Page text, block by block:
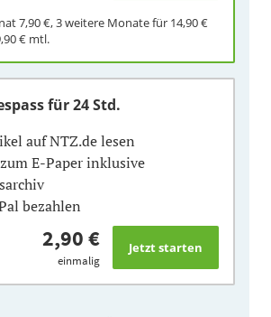
7,90 €, 3 weitere Monate für 14,90 €
€ mtl.
für 24 Std.
auf NTZ.de lesen
E-Paper inklusive
bezahlen
2,90 €
einmalig